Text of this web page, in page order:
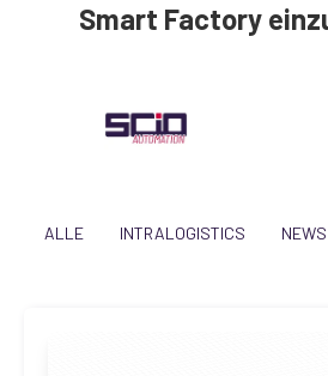
Smart Factory
ALLE INTRALOGISTICS NEWS